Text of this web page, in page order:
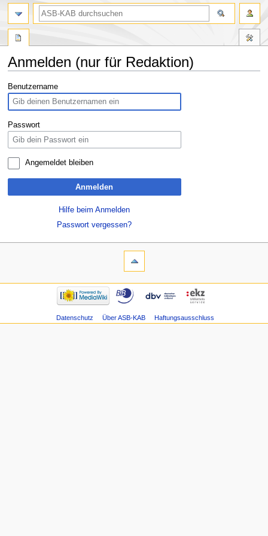
Anmelden (nur für Redaktion)
Zur
Navigation
springen
Zur
Suche
springen
Benutzername
Passwort
Angemeldet bleiben
Anmelden
Hilfe beim Anmelden
Passwort vergessen?
Datenschutz Über ASB-KAB Haftungsausschluss